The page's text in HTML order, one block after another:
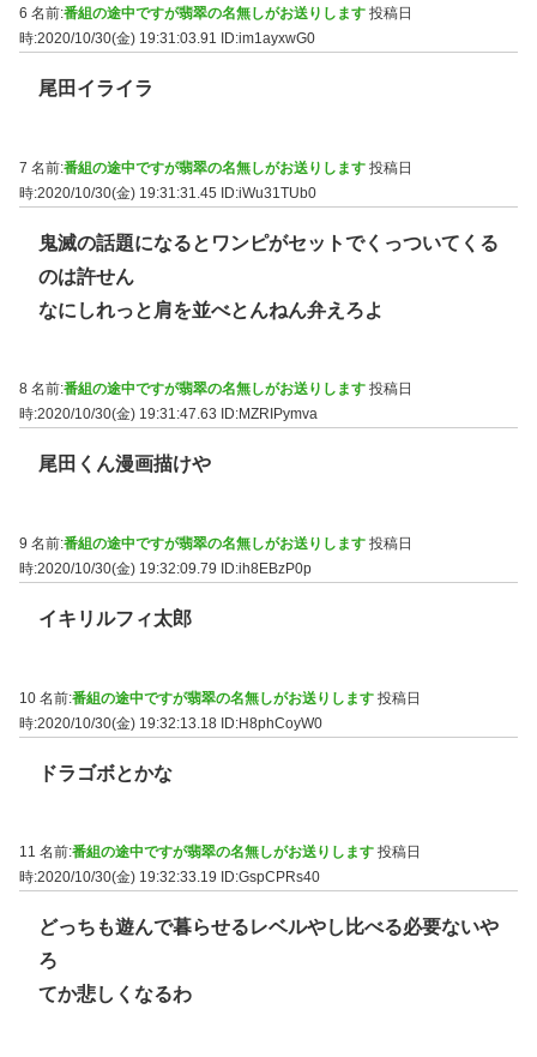
6 名前:番組の途中ですが翡翠の名無しがお送りします 投稿日
時:2020/10/30(金) 19:31:03.91
ID:im1ayxwG0
尾田イライラ
7 名前:番組の途中ですが翡翠の名無しがお送りします 投稿日
時:2020/10/30(金) 19:31:31.45 ID:iWu31TUb0
鬼滅の話題になるとワンピがセットでくっついてくる
のは許せん
なにしれっと肩を並べとんねん弁えろよ
8 名前:番組の途中ですが翡翠の名無しがお送りします 投稿日
時:2020/10/30(金) 19:31:47.63
ID:MZRIPymva
尾田くん漫画描けや
9 名前:番組の途中ですが翡翠の名無しがお送りします 投稿日
時:2020/10/30(金) 19:32:09.79
ID:ih8EBzP0p
イキリルフィ太郎
10 名前:番組の途中ですが翡翠の名無しがお送りします 投稿日
時:2020/10/30(金) 19:32:13.18 ID:H8phCoyW0
ドラゴボとかな
11 名前:番組の途中ですが翡翠の名無しがお送りします 投稿日
時:2020/10/30(金) 19:32:33.19
ID:GspCPRs40
どっちも遊んで暮らせるレベルやし比べる必要ないや
ろ
てか悲しくなるわ